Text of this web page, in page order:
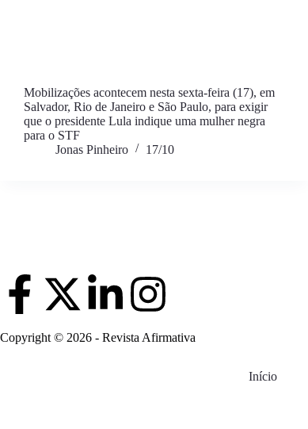
Mobilizações acontecem nesta sexta-feira (17), em
Salvador, Rio de Janeiro e São Paulo, para exigir
que o presidente Lula indique uma mulher negra
para o STF
Jonas Pinheiro
17/10
Copyright © 2026 - Revista Afirmativa
Início